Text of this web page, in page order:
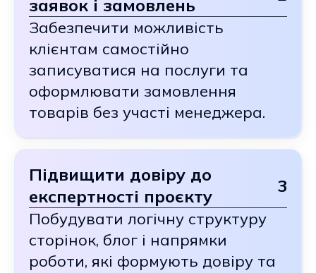
заявок і замовлень
Забезпечити можливість
клієнтам самостійно
записуватися на послуги та
оформлювати замовлення
товарів без участі менеджера.
Підвищити довіру до
експертності проєкту
3
Побудувати логічну структуру
сторінок, блог і напрямки
роботи, які формують довіру та